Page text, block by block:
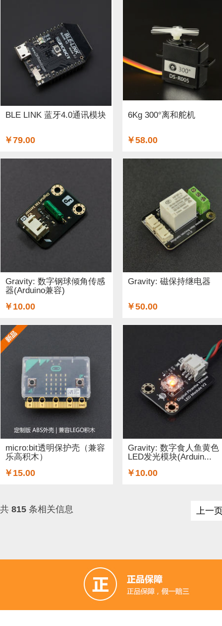
BLE LINK 蓝牙4.0通讯模块
￥79.00
6Kg 300°离和舵机
￥58.00
Gravity: 数字钢球倾角传感
器(Arduino兼容)
￥10.00
Gravity: 磁保持继电器
￥50.00
micro:bit透明保护壳（兼容
乐高积木）
￥15.00
Gravity: 数字食人鱼黄色
LED发光模块(Arduin...
￥10.00
共 815 条相关信息 上一